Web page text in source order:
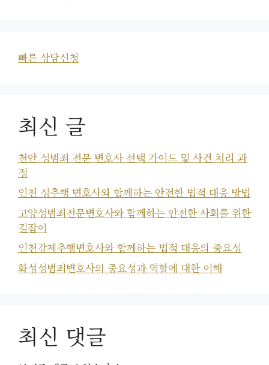
빠른 상담신청
최신 글
천안 성범죄 전문 변호사 선택 가이드 및 사건 처리 과
정
인천 성추행 변호사와 함께하는 안전한 법적 대응 방법
고양성범죄전문변호사와 함께하는 안전한 사회를 위한
길잡이
인천강제추행변호사와 함께하는 법적 대응의 중요성
화성성범죄변호사의 중요성과 역할에 대한 이해
최신 댓글